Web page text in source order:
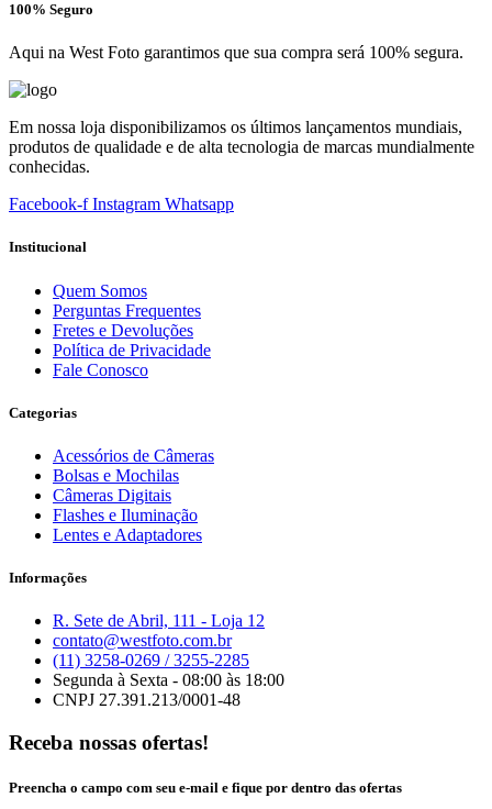
100% Seguro
Aqui na West Foto garantimos que sua compra será 100% segura.
Em nossa loja disponibilizamos os últimos lançamentos mundiais,
produtos de qualidade e de alta tecnologia de marcas mundialmente
conhecidas.
Facebook-f Instagram Whatsapp
Institucional
Quem Somos
Perguntas Frequentes
Fretes e Devoluções
Política de Privacidade
Fale Conosco
Categorias
Acessórios de Câmeras
Bolsas e Mochilas
Câmeras Digitais
Flashes e Iluminação
Lentes e Adaptadores
Informações
R. Sete de Abril, 111 - Loja 12
contato@westfoto.com.br
(11) 3258-0269 / 3255-2285
Segunda à Sexta - 08:00 às 18:00
CNPJ 27.391.213/0001-48
Receba nossas ofertas!
Preencha o campo com seu e-mail e fique por dentro das ofertas